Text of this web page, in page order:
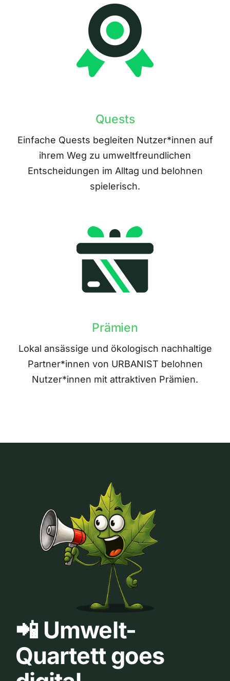
Quests
Einfache Quests begleiten Nutzer*innen auf
ihrem Weg zu umweltfreundlichen
Entscheidungen im Alltag und belohnen
spielerisch.
Prämien
Lokal ansässige und ökologisch nachhaltige
Partner*innen von URBANIST belohnen
Nutzer*innen mit attraktiven Prämien.
📲 Umwelt-
Quartett goes